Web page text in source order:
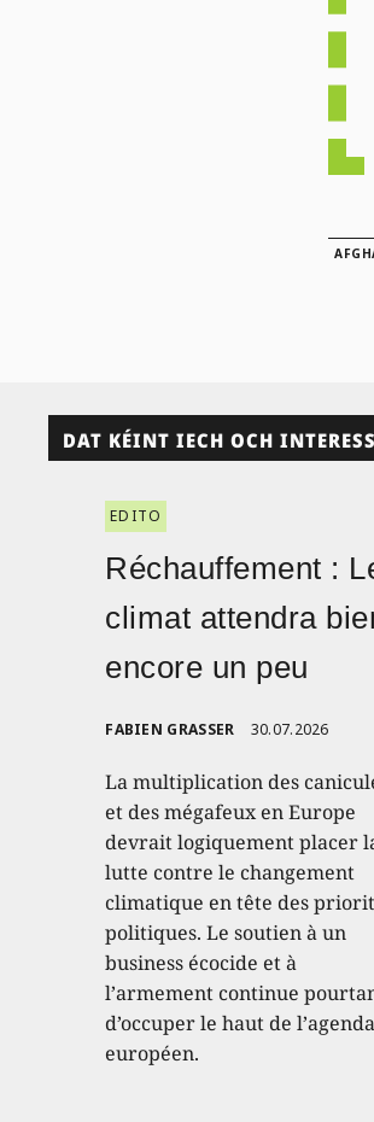
DAT KÉINT IECH OCH
EDITO
Réchauffement :
climat attendra
encore un peu
FABIEN GRASSER 30.07.2026
La multiplication des
et des mégafeux en Europe
devrait logiquement placer
lutte contre le changement
climatique en tête des
politiques. Le soutien à un
business écocide et à
l’armement continue
d’occuper le haut de l’agenda
européen.